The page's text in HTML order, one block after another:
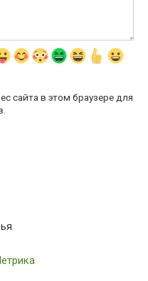
сайта в этом браузере для